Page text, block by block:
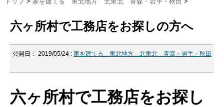
六ヶ所村で工務店をお探しの方へ
公開日： 2019/05/24 : 家を建てる 東北地方 北東北 青森・岩手・秋田
六ヶ所村で工務店をお探し